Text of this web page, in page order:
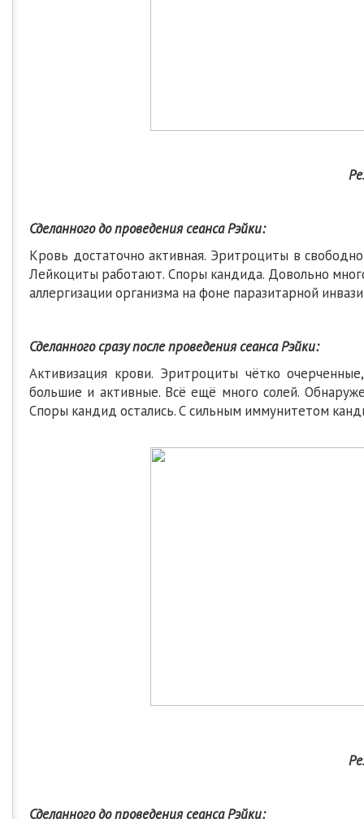
Сделанного до проведения сеанса Рэйки:
Кровь достаточно активная. Эритроциты в
Лейкоциты работают. Споры кандида. Довольно
аллергизации организма на фоне паразитарной
Сделанного сразу после проведения сеанса Рэйки:
Активизация крови. Эритроциты чётко
большие и активные. Всё ещё много солей.
Споры кандид остались. С сильным иммунитетом
Сделанного до проведения сеанса Рэйки: